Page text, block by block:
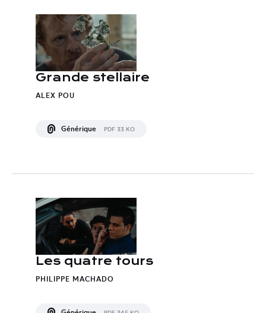
Grande stellaire
ALEX POU
Générique PDF 33 KO
Les quatre tours
PHILIPPE MACHADO